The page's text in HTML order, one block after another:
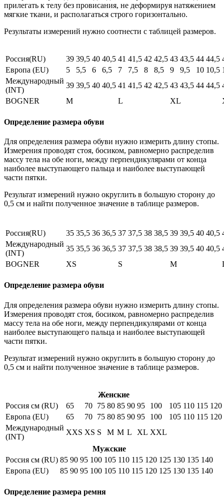
прилегать к телу без провисания, не деформируя натяжением
мягкие ткани, и располагаться строго горизонтально.
Результаты измерений нужно соотнести с таблицей размеров.
Россия(RU) 39 39,5 40 40,5 41 41,5 42 42,5 43 43,5 44 44,5
Европа (EU)
5 5,5 6 6,5 7 7,5 8 8,5 9 9,5 10 10,5
Международный
(INT)
39 39,5 40 40,5 41 41,5 42 42,5 43 43,5 44 44,5
BOGNER
M L XL
Определение размера обуви
Для определения размера обуви нужно измерить длину стопы.
Измерения проводят стоя, босиком, равномерно распределив
массу тела на обе ноги, между перпендикулярами от конца
наиболее выступающего пальца и наиболее выступающей
части пятки.
Результат измерений нужно округлить в большую сторону до
0,5 см и найти полученное значение в таблице размеров.
Россия(RU) 35 35,5 36 36,5 37 37,5 38 38,5 39 39,5 40 40,5
Международный
(INT)
35 35,5 36 36,5 37 37,5 38 38,5 39 39,5 40 40,5
BOGNER
XS S M
Определение размера обуви
Для определения размера обуви нужно измерить длину стопы.
Измерения проводят стоя, босиком, равномерно распределив
массу тела на обе ноги, между перпендикулярами от конца
наиболее выступающего пальца и наиболее выступающей
части пятки.
Результат измерений нужно округлить в большую сторону до
0,5 см и найти полученное значение в таблице размеров.
Женские
Россия см (RU)
65 70 75 80 85 90 95 100 105 110 115 120
Европа (EU)
65 70 75 80 85 90 95 100 105 110 115 120
Международный
(INT)
XXS XS S M M L XL XXL
Мужские
Россия см (RU) 85 90 95 100 105 110 115 120 125 130 135 140
Европа (EU)
85 90 95 100 105 110 115 120 125 130 135 140
Определение размера ремня